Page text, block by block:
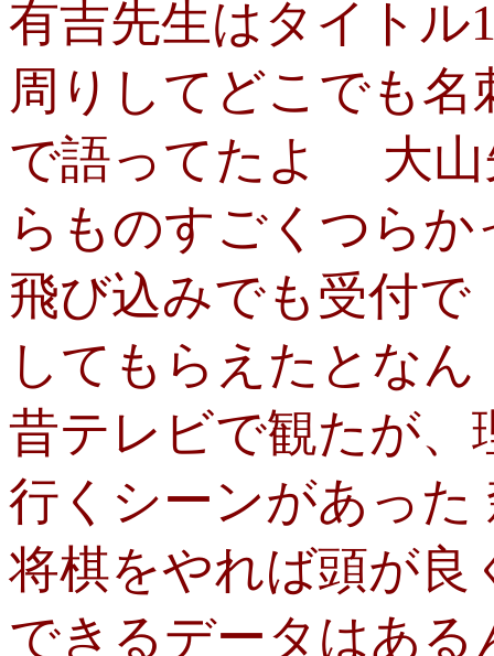
有吉先生はタイトル
周りしてどこでも
で語ってたよ 大山
らものすごくつら
飛び込みでも受付で
してもらえたとなん
昔テレビで観たが、
行くシーンがあった
将棋をやれば頭が良
できるデータはあ